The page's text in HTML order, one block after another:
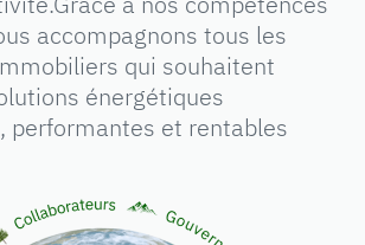
accompagnons tous les
qui souhaitent
énergétiques
performantes et rentables